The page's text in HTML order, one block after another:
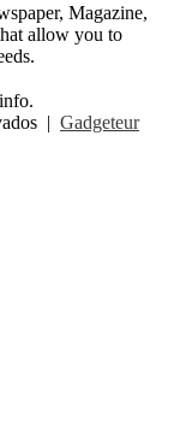
Magazine,
allow you to
| Gadgeteur